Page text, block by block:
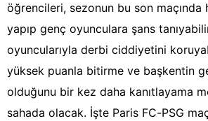
öğrencileri, sezonun bu son maçında
yapıp genç oyunculara şans
oyuncularıyla derbi ciddiyetini
yüksek puanla bitirme ve başkentin
olduğunu bir kez daha kanıtlayama
sahada olacak. İşte Paris FC-PSG